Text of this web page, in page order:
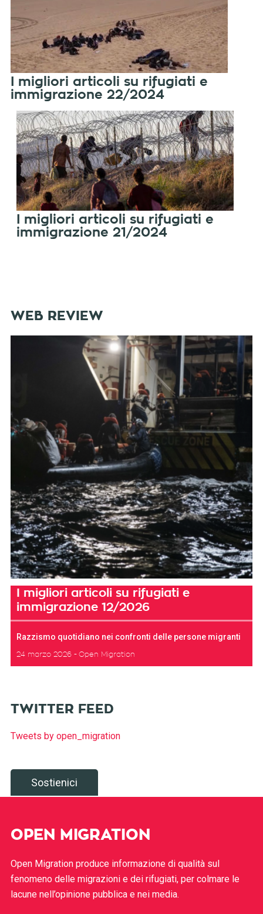
I migliori articoli su rifugiati e
immigrazione 22/2024
I migliori articoli su rifugiati e
immigrazione 21/2024
WEB REVIEW
I migliori articoli su rifugiati e
immigrazione 12/2026
Razzismo quotidiano nei confronti delle persone migranti
24 marzo 2026 Open Migration
TWITTER FEED
Tweets by open_migration
Sostienici
OPEN MIGRATION
Open Migration produce informazione di qualità sul
fenomeno delle migrazioni e dei rifugiati, per colmare le
lacune nell’opinione pubblica e nei media.